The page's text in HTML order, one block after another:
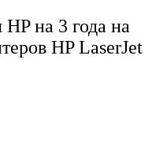
на 3 года на
HP LaserJet